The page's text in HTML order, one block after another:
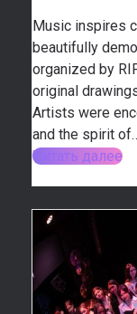
Music inspires
beautifully
organized by
original
Artists were
and the spirit
Читать далее
previous